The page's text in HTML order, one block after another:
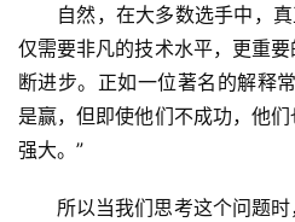
自然，在大多数选手中，
仅需要非凡的技术水平，更重
断进步。正如一位著名的解释
是赢，但即使他们不成功，他
强大。”
所以当我们思考这个问题